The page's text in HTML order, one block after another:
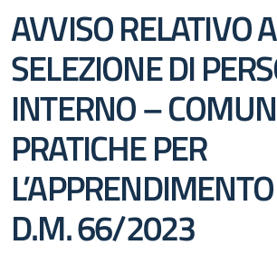
AVVISO RELATIVO
SELEZIONE DI
INTERNO –
PRATICHE PER
D.M. 66/2023